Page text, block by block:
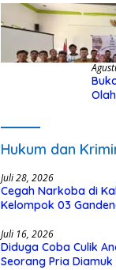
Hukum dan
Juli 28, 2026
Cegah Narkoba di
Kelompok 03
Juli 16, 2026
Diduga Coba Culik
Seorang Pria Diamuk